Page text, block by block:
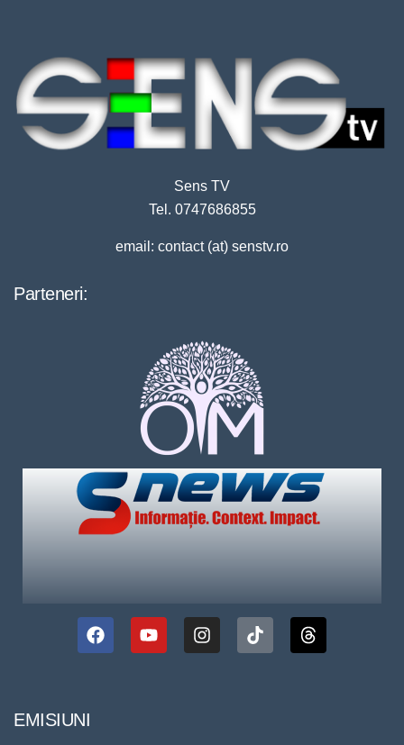
Sens TV
Tel. 0747686855
email: contact (at) senstv.ro
Parteneri:
EMISIUNI